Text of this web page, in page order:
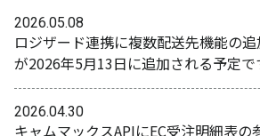
2026.05.08
ロジザード連携に複数配送先機能の
が2026年5月13日に追加される予定で
2026.04.30
キャムマックスAPIにEC受注明細表の